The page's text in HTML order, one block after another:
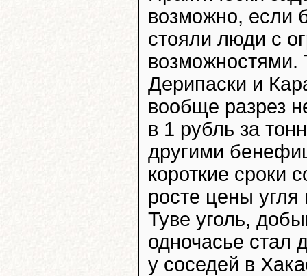
возможно, если
стояли люди с
возможностями.
Дерипаски и
вообще разрез
в 1 рубль за
другими
короткие сроки
росте цены угля
Туве уголь,
одночасье стал
у соседей в